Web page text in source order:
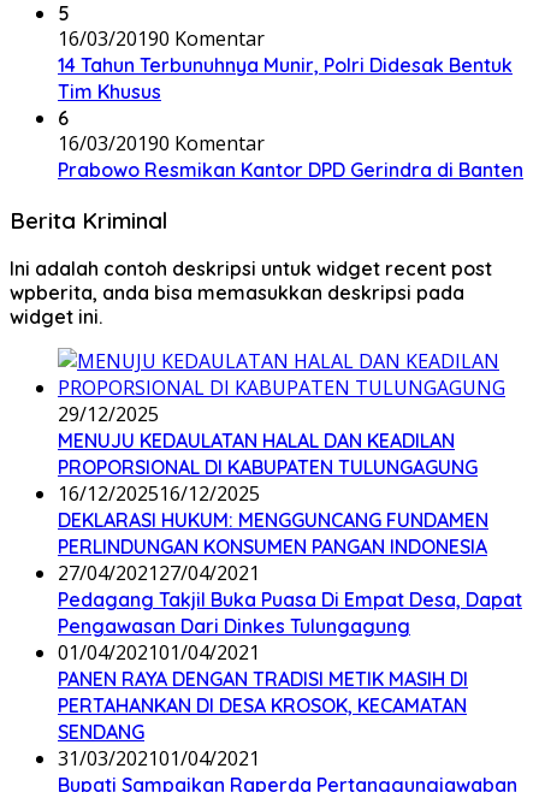
5
16/03/20190 Komentar
14 Tahun Terbunuhnya Munir, Polri Didesak Bentuk
Tim Khusus
6
16/03/20190 Komentar
Prabowo Resmikan Kantor DPD Gerindra di Banten
Berita Kriminal
Ini adalah contoh deskripsi untuk widget recent post
wpberita, anda bisa memasukkan deskripsi pada
widget ini.
29/12/2025
MENUJU KEDAULATAN HALAL DAN KEADILAN
PROPORSIONAL DI KABUPATEN TULUNGAGUNG
16/12/202516/12/2025
DEKLARASI HUKUM: MENGGUNCANG FUNDAMEN
PERLINDUNGAN KONSUMEN PANGAN INDONESIA
27/04/202127/04/2021
Pedagang Takjil Buka Puasa Di Empat Desa, Dapat
Pengawasan Dari Dinkes Tulungagung
01/04/202101/04/2021
PANEN RAYA DENGAN TRADISI METIK MASIH DI
PERTAHANKAN DI DESA KROSOK, KECAMATAN
SENDANG
31/03/202101/04/2021
Bupati Sampaikan Raperda Pertanggungjawaban